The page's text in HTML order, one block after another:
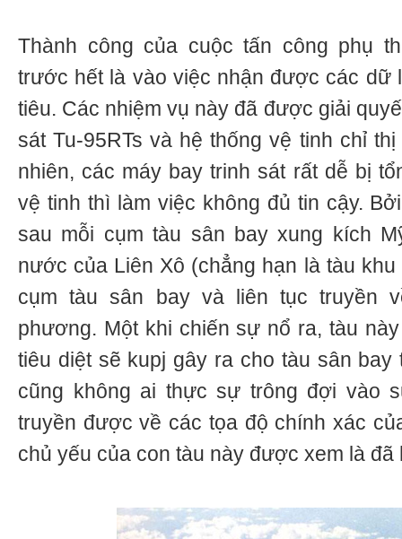
Thành công của cuộc tấn công phụ
trước hết là vào việc nhận được các dữ
tiêu. Các nhiệm vụ này đã được giải
sát Tu-95RTs và hệ thống vệ tinh chỉ
nhiên, các máy bay trinh sát rất dễ bị
vệ tinh thì làm việc không đủ tin cậy.
sau mỗi cụm tàu sân bay xung kích
nước của Liên Xô (chẳng hạn là tàu
cụm tàu sân bay và liên tục truyền
phương. Một khi chiến sự nổ ra, tàu
tiêu diệt sẽ kupj gây ra cho tàu sân bay
cũng không ai thực sự trông đợi vào
truyền được về các tọa độ chính xác
chủ yếu của con tàu này được xem là đã